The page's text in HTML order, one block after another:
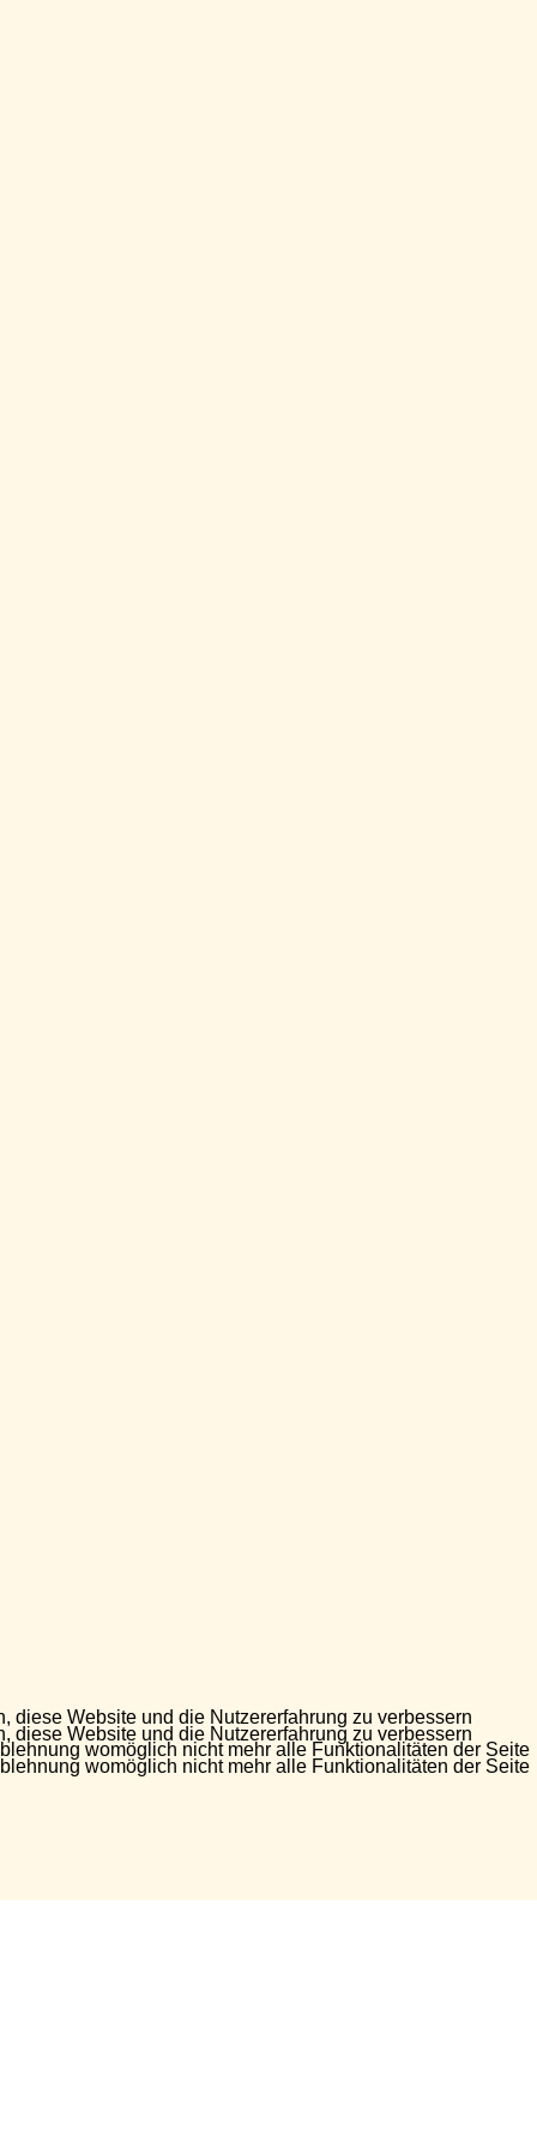
diese Website und die Nutzererfahrung zu verbessern
womöglich nicht mehr alle Funktionalitäten der Seite
diese Website und die Nutzererfahrung zu verbessern
womöglich nicht mehr alle Funktionalitäten der Seite